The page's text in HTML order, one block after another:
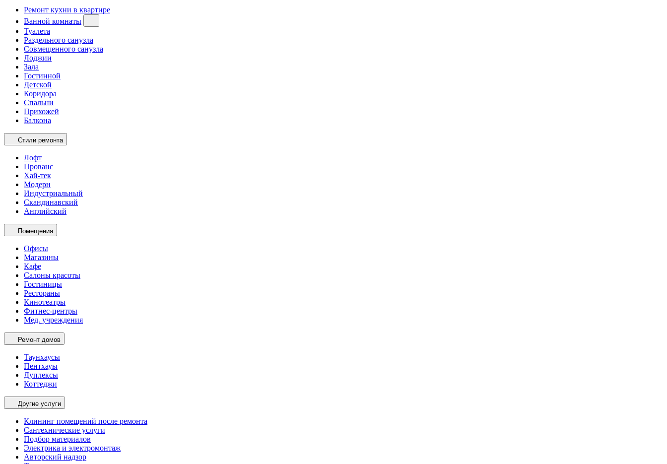
Ремонт кухни в квартире
Ванной комнаты
Туалета
Раздельного санузла
Совмещенного санузла
Лоджии
Зала
Гостинной
Детской
Коридора
Спальни
Прихожей
Балкона
Стили ремонта
Лофт
Прованс
Хай-тек
Модерн
Индустриальный
Скандинавский
Английский
Помещения
Офисы
Магазины
Кафе
Салоны красоты
Гостиницы
Рестораны
Кинотеатры
Фитнес-центры
Мед. учреждения
Ремонт домов
Таунхаусы
Пентхауы
Дуплексы
Коттеджи
Другие услуги
Клининг помещений после ремонта
Сантехнические услуги
Подбор материалов
Электрика и электромонтаж
Авторский надзор